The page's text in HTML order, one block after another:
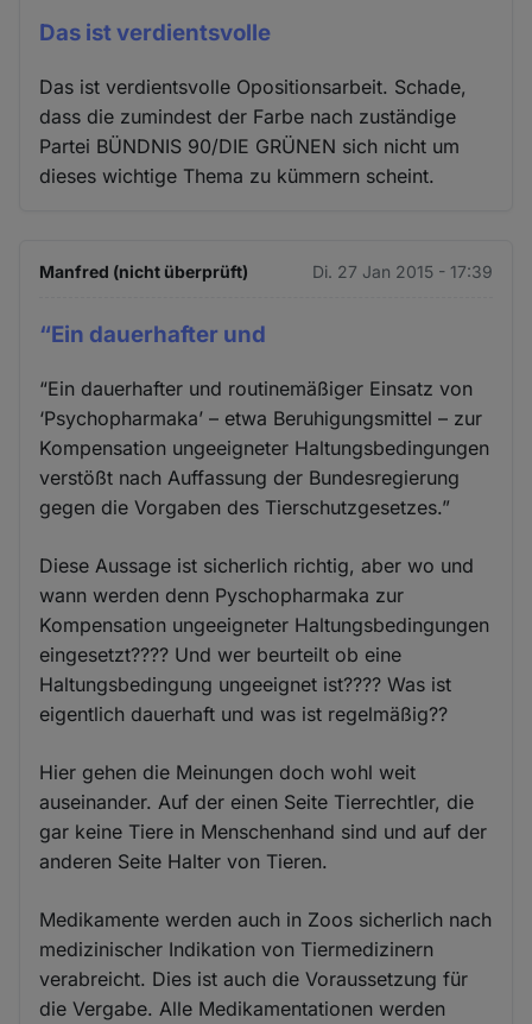
Das ist verdientsvolle
Das ist verdientsvolle Opositionsarbeit. Schade,
dass die zumindest der Farbe nach zuständige
Partei BÜNDNIS 90/DIE GRÜNEN sich nicht um
dieses wichtige Thema zu kümmern scheint.
Manfred (nicht überprüft) Di. 27 Jan 2015 - 17:39
“Ein dauerhafter und
“Ein dauerhafter und routinemäßiger Einsatz von
‘Psychopharmaka’ – etwa Beruhigungsmittel – zur
Kompensation ungeeigneter Haltungsbedingungen
verstößt nach Auffassung der Bundesregierung
gegen die Vorgaben des Tierschutzgesetzes.”
Diese Aussage ist sicherlich richtig, aber wo und
wann werden denn Pyschopharmaka zur
Kompensation ungeeigneter Haltungsbedingungen
eingesetzt???? Und wer beurteilt ob eine
Haltungsbedingung ungeeignet ist???? Was ist
eigentlich dauerhaft und was ist regelmäßig??
Hier gehen die Meinungen doch wohl weit
auseinander. Auf der einen Seite Tierrechtler, die
gar keine Tiere in Menschenhand sind und auf der
anderen Seite Halter von Tieren.
Medikamente werden auch in Zoos sicherlich nach
medizinischer Indikation von Tiermedizinern
verabreicht. Dies ist auch die Voraussetzung für
die Vergabe. Alle Medikamentationen werden